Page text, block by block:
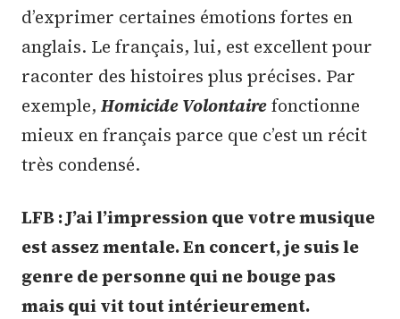
d’exprimer certaines émotions fortes en
anglais. Le français, lui, est excellent pour
raconter des histoires plus précises. Par
exemple, Homicide Volontairefonctionne
mieux en français parce que c’est un récit
très condensé.
LFB : J’ai l’impression que votre musique
est assez mentale. En concert, je suis le
genre de personne qui ne bouge pas
mais qui vit tout intérieurement.